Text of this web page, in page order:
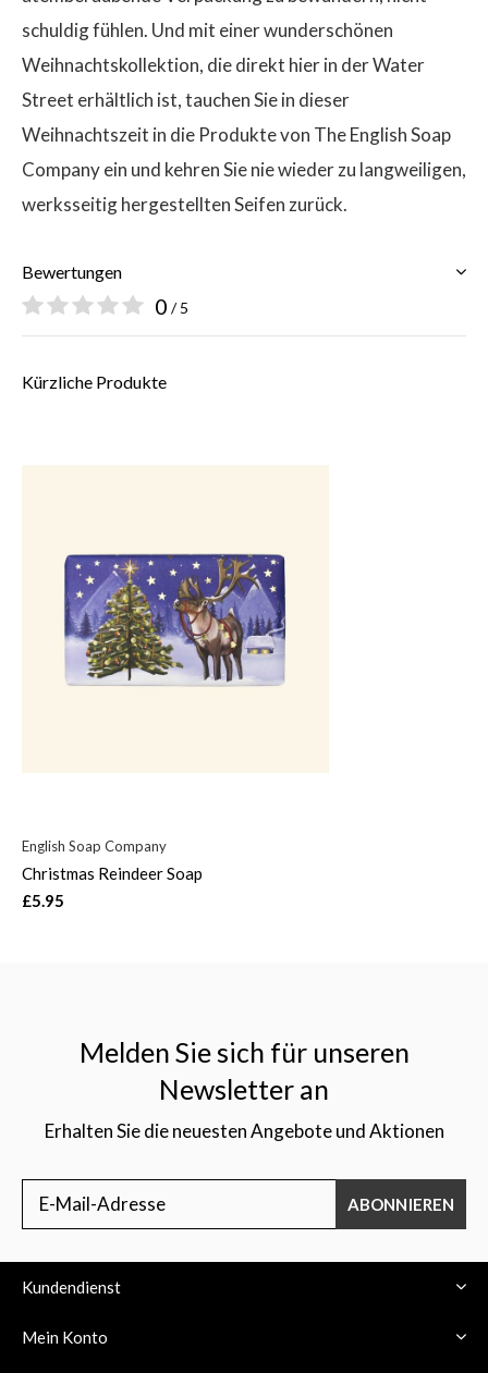
schuldig fühlen. Und mit einer wunderschönen
Weihnachtskollektion, die direkt hier in der Water
Street erhältlich ist, tauchen Sie in dieser
Weihnachtszeit in die Produkte von The English Soap
Company ein und kehren Sie nie wieder zu langweiligen,
werksseitig hergestellten Seifen zurück.
Bewertungen
0 / 5
Kürzliche Produkte
English Soap Company
Christmas Reindeer Soap
£5.95
Melden Sie sich für unseren
Newsletter an
Erhalten Sie die neuesten Angebote und Aktionen
ABONNIEREN
Kundendienst
Mein Konto